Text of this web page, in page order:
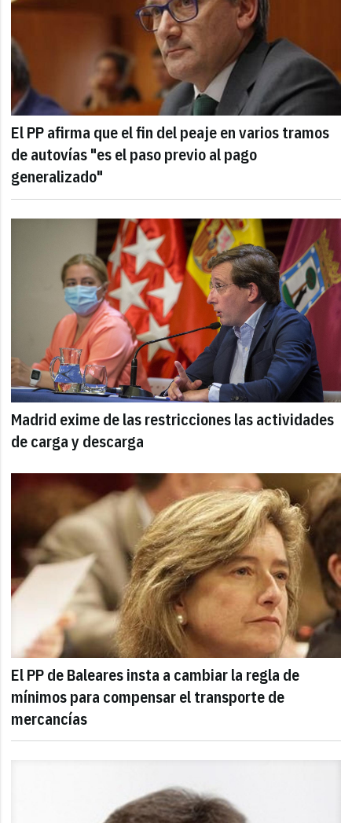
El PP afirma que el fin del peaje en varios tramos
de autovías "es el paso previo al pago
generalizado"
Madrid exime de las restricciones las actividades
de carga y descarga
El PP de Baleares insta a cambiar la regla de
mínimos para compensar el transporte de
mercancías